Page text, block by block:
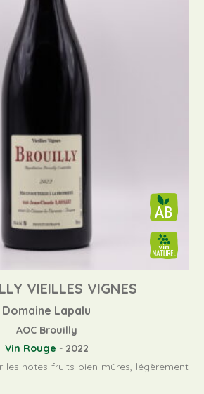
VIEILLES VIGNES
Domaine Lapalu
AOC Brouilly
Vin Rouge - 2022
les notes fruits bien mûres, légèrement